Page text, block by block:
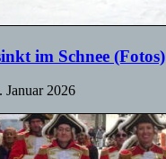
im Schnee (Fotos)
Januar 2026